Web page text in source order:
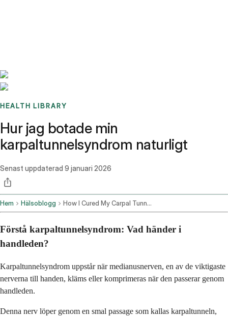
HEALTH LIBRARY
Hur jag botade min
karpaltunnelsyndrom naturligt
Senast uppdaterad 9 januari 2026
Hem Hälsoblogg How I Cured My Carpal Tunnel Naturally
Förstå karpaltunnelsyndrom: Vad händer i
handleden?
Karpaltunnelsyndrom uppstår när medianusnerven, en av de viktigaste
nerverna till handen, kläms eller komprimeras när den passerar genom
handleden.
Denna nerv löper genom en smal passage som kallas karpaltunneln,